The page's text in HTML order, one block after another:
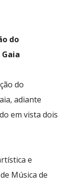
do
do
adiante
em vista dois
e
Música de